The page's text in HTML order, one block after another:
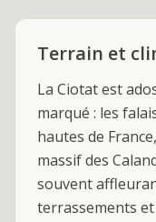
Terrain et
La Ciotat est
marqué : les
hautes de
massif des
souvent
terrassements